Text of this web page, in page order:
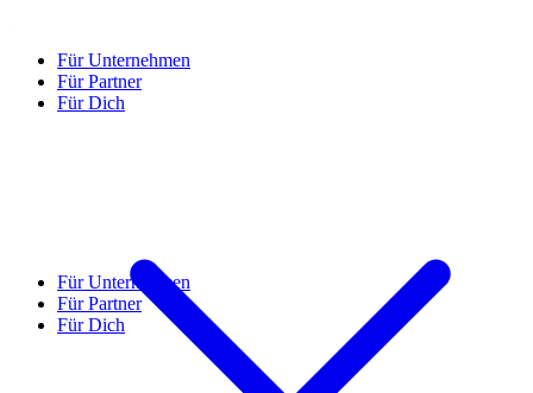
Für Unternehmen
Für Partner
Für Dich
Für Unternehmen
Für Partner
Für Dich